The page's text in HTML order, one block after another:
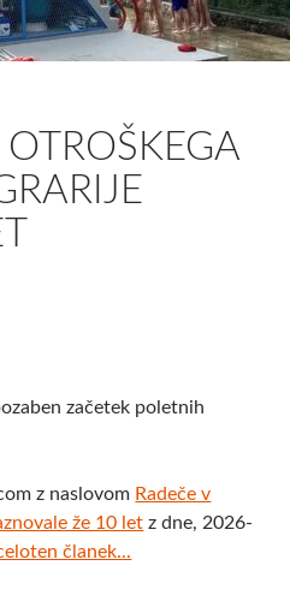
začetek poletnih
z naslovom Radeče v
že 10 let z dne, 2026-
članek...